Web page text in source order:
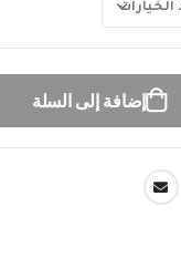
إضافة إلى السلة